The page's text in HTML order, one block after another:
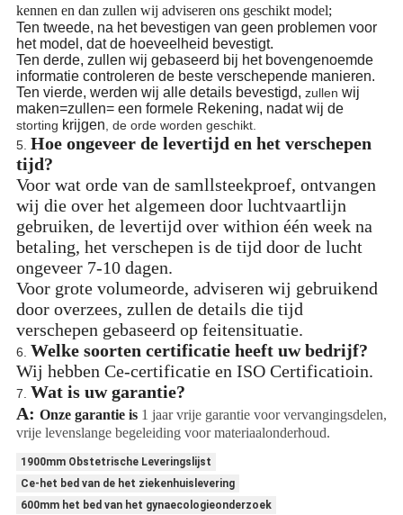
kennen en dan zullen wij adviseren ons geschikt model;
Ten tweede, na het bevestigen van geen problemen voor
het model, dat de hoeveelheid bevestigt.
Ten derde, zullen wij gebaseerd bij het bovengenoemde
informatie controleren de beste verschepende manieren.
Ten vierde, werden wij alle details bevestigd, zullen wij
maken=zullen= een formele Rekening, nadat wij de
storting krijgen, de orde worden geschikt.
5. Hoe ongeveer de levertijd en het verschepen
tijd?
Voor wat orde van de samllsteekproef, ontvangen
wij die over het algemeen door luchtvaartlijn
gebruiken, de levertijd over withion één week na
betaling, het verschepen is de tijd door de lucht
ongeveer 7-10 dagen.
Voor grote volumeorde, adviseren wij gebruikend
door overzees, zullen de details die tijd
verschepen gebaseerd op feitensituatie.
6. Welke soorten certificatie heeft uw bedrijf?
Wij hebben Ce-certificatie en ISO Certificatioin.
7. Wat is uw garantie?
A: Onze garantie is 1 jaar vrije garantie voor vervangingsdelen,
vrije levenslange begeleiding voor materiaalonderhoud.
1900mm Obstetrische Leveringslijst
Ce-het bed van de het ziekenhuislevering
600mm het bed van het gynaecologieonderzoek